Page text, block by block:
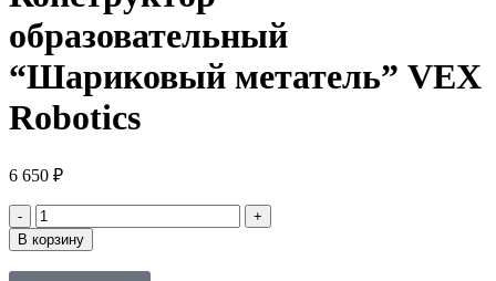
образовательный
“Шариковый метатель” VEX
Robotics
6 650 ₽
В корзину